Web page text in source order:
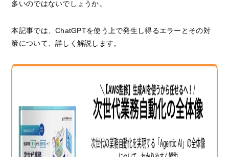
多いのではないでしょうか。
本記事では、ChatGPTを使う上で発生し得るエラーとその対
策について、詳しく解説します。